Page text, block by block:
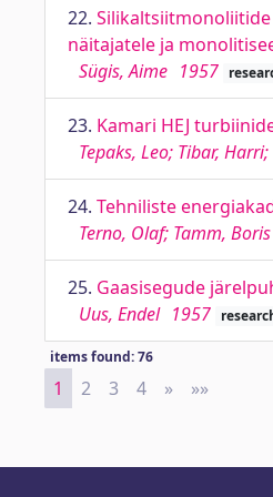
22.
näitajatele ja
Sügis, Aime 1957
23. Kamari HEJ
Tepaks, Leo; Tibar,
24. Tehniliste
Terno, Olaf; Tamm, Boris
25. Gaasisegude
Uus, Endel 1957
items found: 76
1 2 3 4 » Next
»»